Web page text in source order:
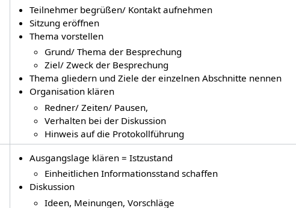
Teilnehmer begrüßen/ Kontakt aufnehmen
Sitzung eröffnen
Thema vorstellen
Grund/ Thema der Besprechung
Ziel/ Zweck der Besprechung
Thema gliedern und Ziele der einzelnen Abschnitte nennen
Organisation klären
Redner/ Zeiten/ Pausen,
Verhalten bei der Diskussion
Hinweis auf die Protokollführung
Ausgangslage klären = Istzustand
Einheitlichen Informationsstand schaffen
Diskussion
Ideen, Meinungen, Vorschläge